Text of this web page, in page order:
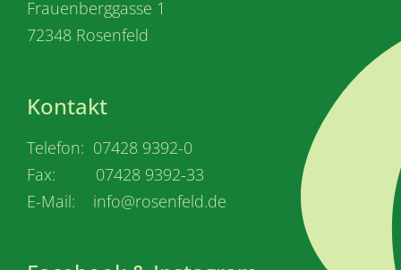
Frauenberggasse 1
72348 Rosenfeld
Kontakt
Telefon: 07428 9392-0
Fax: 07428 9392-33
E-Mail: info@rosenfeld.de